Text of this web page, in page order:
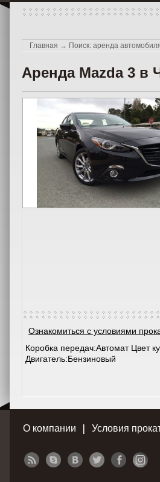
Главная → Поиск: аренда
Аренда Mazda 3 в
Ознакомиться с условиями
Коробка передач:Автомат Цвет
Двигатель:Бензиновый
О компании Условия